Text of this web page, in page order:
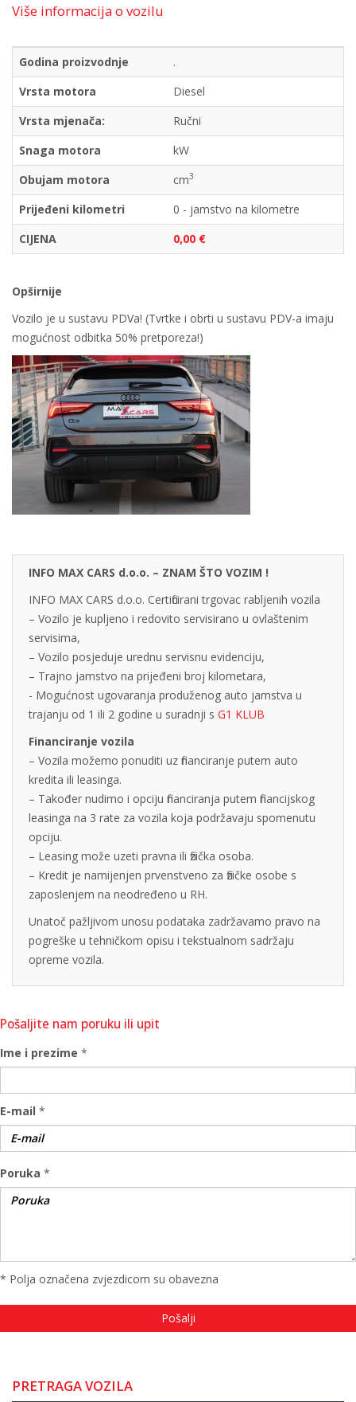
Više informacija o vozilu
Godina proizvodnje
.
Vrsta motora
Diesel
Vrsta mjenača:
Ručni
Snaga motora
kW
Obujam motora
cm3
Prijeđeni kilometri
0 - jamstvo na kilometre
CIJENA
0,00 €
Opširnije
Vozilo je u sustavu PDVa! (Tvrtke i obrti u sustavu PDV-a imaju
mogućnost odbitka 50% pretporeza!)
INFO MAX CARS d.o.o. – ZNAM ŠTO VOZIM !
INFO MAX CARS d.o.o. Certificirani trgovac rabljenih vozila
– Vozilo je kupljeno i redovito servisirano u ovlaštenim
servisima,
– Vozilo posjeduje urednu servisnu evidenciju,
– Trajno jamstvo na prijeđeni broj kilometara,
- Mogućnost ugovaranja produženog auto jamstva u
trajanju od 1 ili 2 godine u suradnji s G1 KLUB
Financiranje vozila
– Vozila možemo ponuditi uz financiranje putem auto
kredita ili leasinga.
– Također nudimo i opciju financiranja putem financijskog
leasinga na 3 rate za vozila koja podržavaju spomenutu
opciju.
– Leasing može uzeti pravna ili fizička osoba.
– Kredit je namijenjen prvenstveno za fizičke osobe s
zaposlenjem na neodređeno u RH.
Unatoč pažljivom unosu podataka zadržavamo pravo na
pogreške u tehničkom opisu i tekstualnom sadržaju
opreme vozila.
Pošaljite nam poruku ili upit
Ime i prezime *
E-mail *
Poruka *
* Polja označena zvjezdicom su obavezna
PRETRAGA VOZILA